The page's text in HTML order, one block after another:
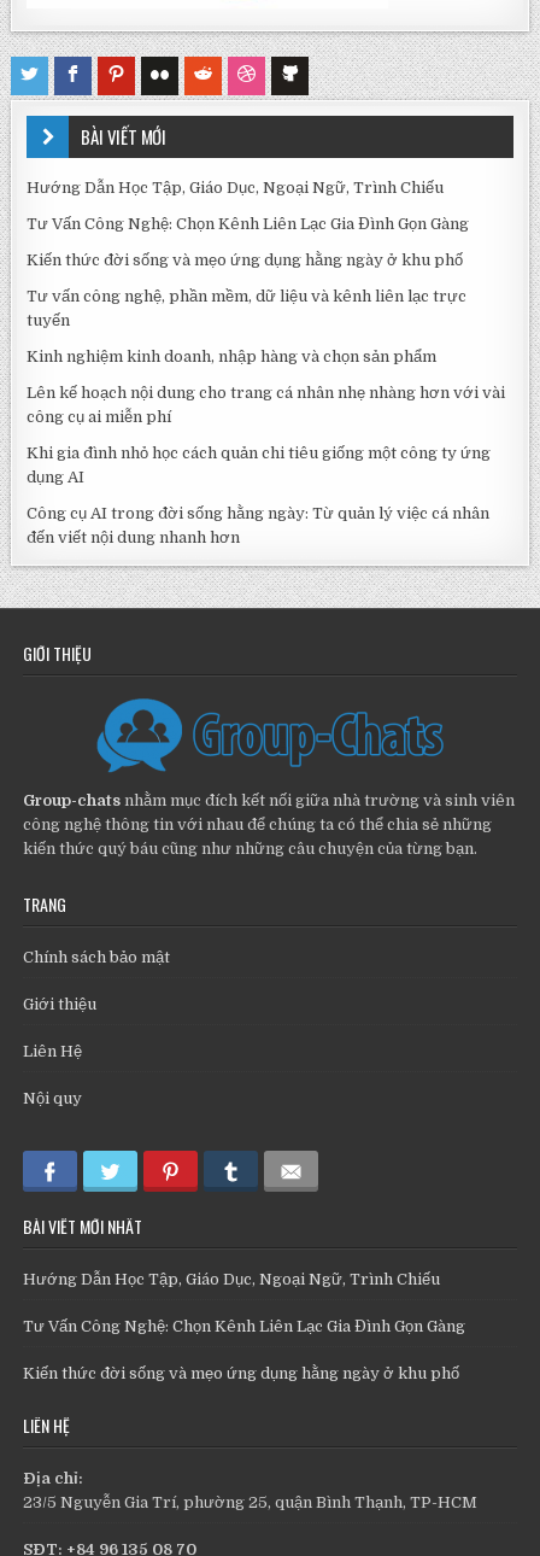
BÀI VIẾT MỚI
Hướng Dẫn Học Tập, Giáo Dục, Ngoại Ngữ, Trình Chiếu
Tư Vấn Công Nghệ: Chọn Kênh Liên Lạc Gia Đình Gọn Gàng
Kiến thức đời sống và mẹo ứng dụng hằng ngày ở khu phố
Tư vấn công nghệ, phần mềm, dữ liệu và kênh liên lạc trực
tuyến
Kinh nghiệm kinh doanh, nhập hàng và chọn sản phẩm
Lên kế hoạch nội dung cho trang cá nhân nhẹ nhàng hơn với vài
công cụ ai miễn phí
Khi gia đình nhỏ học cách quản chi tiêu giống một công ty ứng
dụng AI
Công cụ AI trong đời sống hằng ngày: Từ quản lý việc cá nhân
đến viết nội dung nhanh hơn
GIỚI THIỆU
Group-chats nhằm mục đích kết nối giữa nhà trường và sinh viên
công nghệ thông tin với nhau để chúng ta có thể chia sẻ những
kiến thức quý báu cũng như những câu chuyện của từng bạn.
TRANG
Chính sách bảo mật
Giới thiệu
Liên Hệ
Nội quy
BÀI VIẾT MỚI NHẤT
Hướng Dẫn Học Tập, Giáo Dục, Ngoại Ngữ, Trình Chiếu
Tư Vấn Công Nghệ: Chọn Kênh Liên Lạc Gia Đình Gọn Gàng
Kiến thức đời sống và mẹo ứng dụng hằng ngày ở khu phố
LIÊN HỆ
Địa chỉ:
23/5 Nguyễn Gia Trí, phường 25, quận Bình Thạnh, TP-HCM
SĐT: +84 96 135 08 70